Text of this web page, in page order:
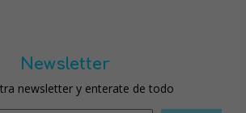
Newsletter
newsletter y enterate de todo